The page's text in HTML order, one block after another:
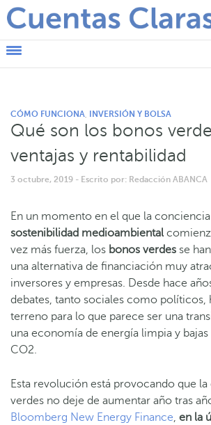
CÓMO FUNCIONA INVERSIÓN Y BOLSA
Qué son los bonos
ventajas y rentabilidad
3 octubre, 2019 - Escrito por: Redacción ABANCA
En un momento en el que la
sostenibilidad medioambiental
vez más fuerza, los bonos verdes se
una alternativa de financiación muy
inversores y empresas. Desde hace
debates, tanto sociales como políticos,
terreno para lo que parece ser una
una economía de energía limpia y
CO2.
Esta revolución está provocando que
verdes no deje de aumentar año tras
Bloomberg New Energy Finance, en la